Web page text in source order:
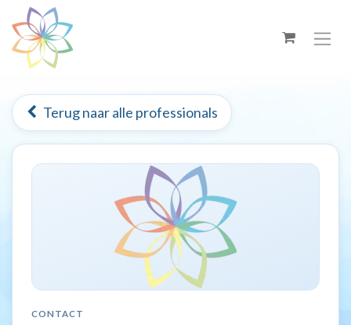
Overslaan naar inhoud
Terug naar alle professionals
CONTACT